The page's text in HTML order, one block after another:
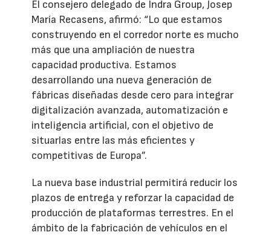
El consejero delegado de Indra Group, Josep
María Recasens, afirmó: “Lo que estamos
construyendo en el corredor norte es mucho
más que una ampliación de nuestra
capacidad productiva. Estamos
desarrollando una nueva generación de
fábricas diseñadas desde cero para integrar
digitalización avanzada, automatización e
inteligencia artificial, con el objetivo de
situarlas entre las más eficientes y
competitivas de Europa”.
La nueva base industrial permitirá reducir los
plazos de entrega y reforzar la capacidad de
producción de plataformas terrestres. En el
ámbito de la fabricación de vehículos en el